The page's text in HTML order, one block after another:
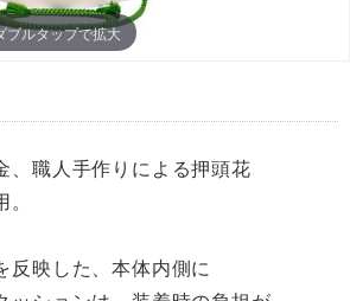
ブルタップで拡大
、職人手作りによる押頭花
反映した、本体内側に